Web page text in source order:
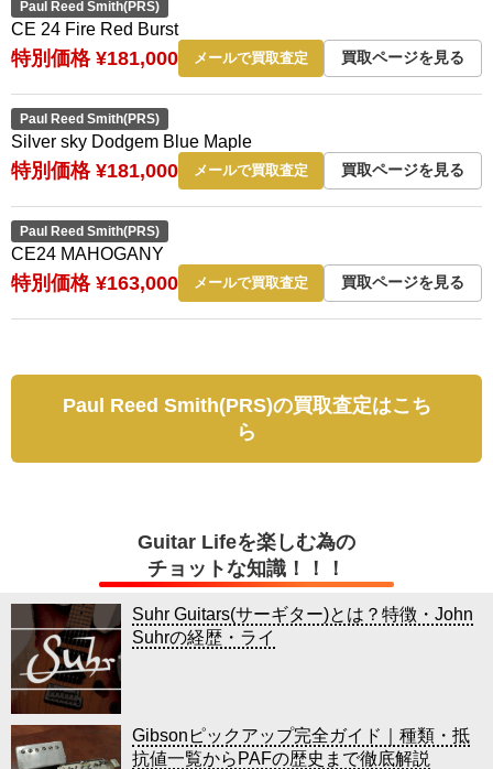
Paul Reed Smith(PRS)
CE 24 Fire Red Burst
特別価格 ¥181,000 メールで買取査定 買取ページを見る
Paul Reed Smith(PRS)
Silver sky Dodgem Blue Maple
特別価格 ¥181,000 メールで買取査定 買取ページを見る
Paul Reed Smith(PRS)
CE24 MAHOGANY
特別価格 ¥163,000 メールで買取査定 買取ページを見る
Paul Reed Smith(PRS)の買取査定はこち
ら
Guitar Lifeを楽しむ為の
チョットな知識！！！
Suhr Guitars(サーギター)とは？特徴・John
Suhrの経歴・ライ
Gibsonピックアップ完全ガイド｜種類・抵
抗値一覧からPAFの歴史まで徹底解説